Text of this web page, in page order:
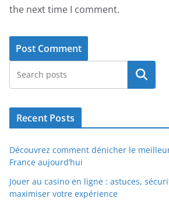
the next time I comment.
Search
Recent Posts
Découvrez comment dénicher le
France aujourd’hui
Jouer au casino en ligne : astuces,
maximiser votre expérience